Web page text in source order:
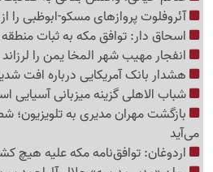
آئروفلوت پروازهای مسکو-ابوظبی را
اسحاق دار: توافق مکه به ثبات
انفجار مهیب شهر المخا یمن را لرزاند
هشدار بانک آمریکایی درباره افت
شباب الاهلی گزینه میزبانی آسیایی
بازگشت مهران مدیری به
می‌آید
اردوغان: توافق‌نامه مکه علیه هیچ